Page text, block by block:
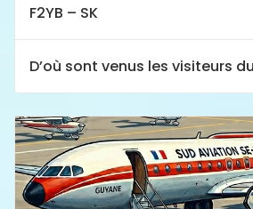
F2YB – SK
D’où sont venus les visiteurs